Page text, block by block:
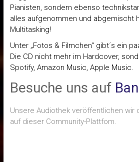
Pianisten, sondern ebenso
alles aufgenommen und abgemischt
Multitasking!
Unter „Fotos & Filmchen“ gibt´s ein
Die CD nicht mehr im Hardcover,
Spotify, Amazon Music, Apple Music.
Besuche uns auf
Unsere Audiothek veröffentlichen wir
auf dieser Community-Plattfom.